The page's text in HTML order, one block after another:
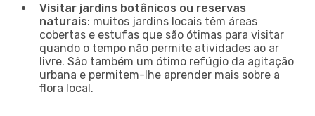
Visitar jardins botânicos ou reservas
naturais: muitos jardins locais têm áreas
cobertas e estufas que são ótimas para visitar
quando o tempo não permite atividades ao ar
livre. São também um ótimo refúgio da agitação
urbana e permitem-lhe aprender mais sobre a
flora local.